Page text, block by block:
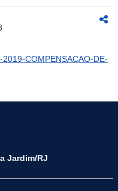
COMPENSACAO-DE-
Jardim/RJ